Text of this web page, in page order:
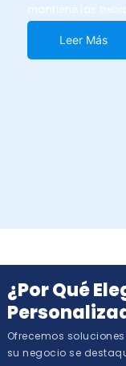
mantiene las
Leer Más
¿Por Qué
Ofrecemos
su negocio se